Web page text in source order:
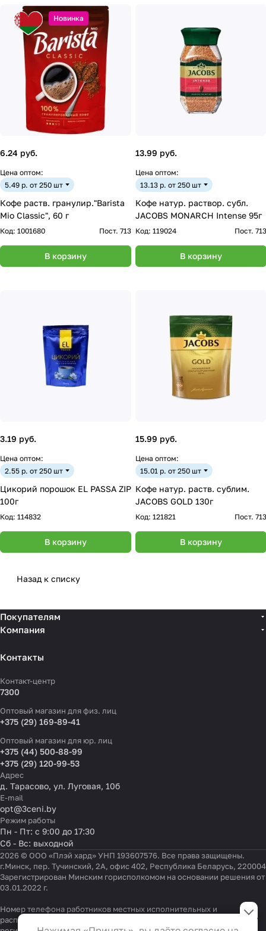
Новинка
6.24 руб.
Цена оптом:
5.49 р. от 250 шт
Кофе раств. гранулир."Barista
Mio Classic", 60 г
Код: 1001680 Пост. 713
В корзину
13.99 руб.
Цена оптом:
13.13 р. от 250 шт
Кофе натур. раствор. субл.
JACOBS MONARCH Intense 95г
Код: 119024 Пост. 713
В корзину
3.19 руб.
Цена оптом:
2.55 р. от 250 шт
Цикорий порошок EL PASSA ZIP
100г
Код: 114832
В корзину
15.99 руб.
Цена оптом:
15.01 р. от 250 шт
Кофе натур. раств. сублим.
JACOBS GOLD 130г
Код: 121821 Пост. 713
В корзину
Назад к списку
Покупателям
Компания
Контакты
Контакт-центр
7300
Оптовый магазин для физ. лиц
+375 (29) 169-89-41
Оптовый магазин для юр. лиц
+375 (44) 500-88-99
+375 (29) 120-99-53
Адрес
д. Тарасово, ул. Луговая, 10б
E-mail
opt@3ceni.by
Режим работы
Пн - Пт: с 9:00 до 17:30
Сб - Вс: выходной
2026 © ООО «Плэй хард» УНП 193607576. Все права защищены.
г.Минск, пер. Тучинский, 2А, офис 402, Республика Беларусь, 220004
Зарегистрирован Минским горисполкомом на основании решения от
03.01.2022 г.
Номер телефона работников местных исполнительных и
распорядительных органов по месту государственной
Функциональные